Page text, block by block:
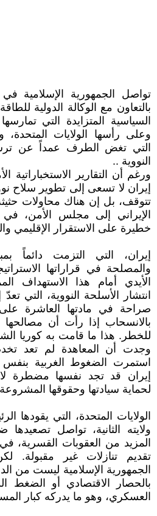
تواصل الجمهورية الإسلامية في
بالتعاون مع الوكالة الدولية
السياسية المتزايدة التي
وعلى رأسها الولايات
التي تغض الطرف عمداً عن
النووية ..
ورغم أن التقارير الاستخباراتية
إيران لا تسعى إلى تطوير سلاح
تتوقف، بل إن هناك محاولات
الإيراني إلى مجلس الأمن،
خطيرة على الاستقرار الإقليمي
إيران، التي التزمت دائماً
والمصلحة في قراراتها
الأيدي أمام هذا الاستهداف
انتشار الأسلحة النووية، التي
صراحة في مادتها العاشرة
بالانسحاب إذا رأت أن مصالحها
وجدت أن المعاهدة لم تعد تخدم
استمرت الضغوط الغربية بنفس
إيران قد تجد نفسها مضطرة
لحماية سيادتها وحقوقها
الولايات المتحدة، التي يقودها
ولايته الثانية، تواصل
المزيد من العقوبات القسرية،
تقديم تنازلات غير مقبولة.
الجمهورية الإسلامية ليست من
بالحصار الاقتصادي أو الضغط
العسكري، وهو ما يدركه كبار